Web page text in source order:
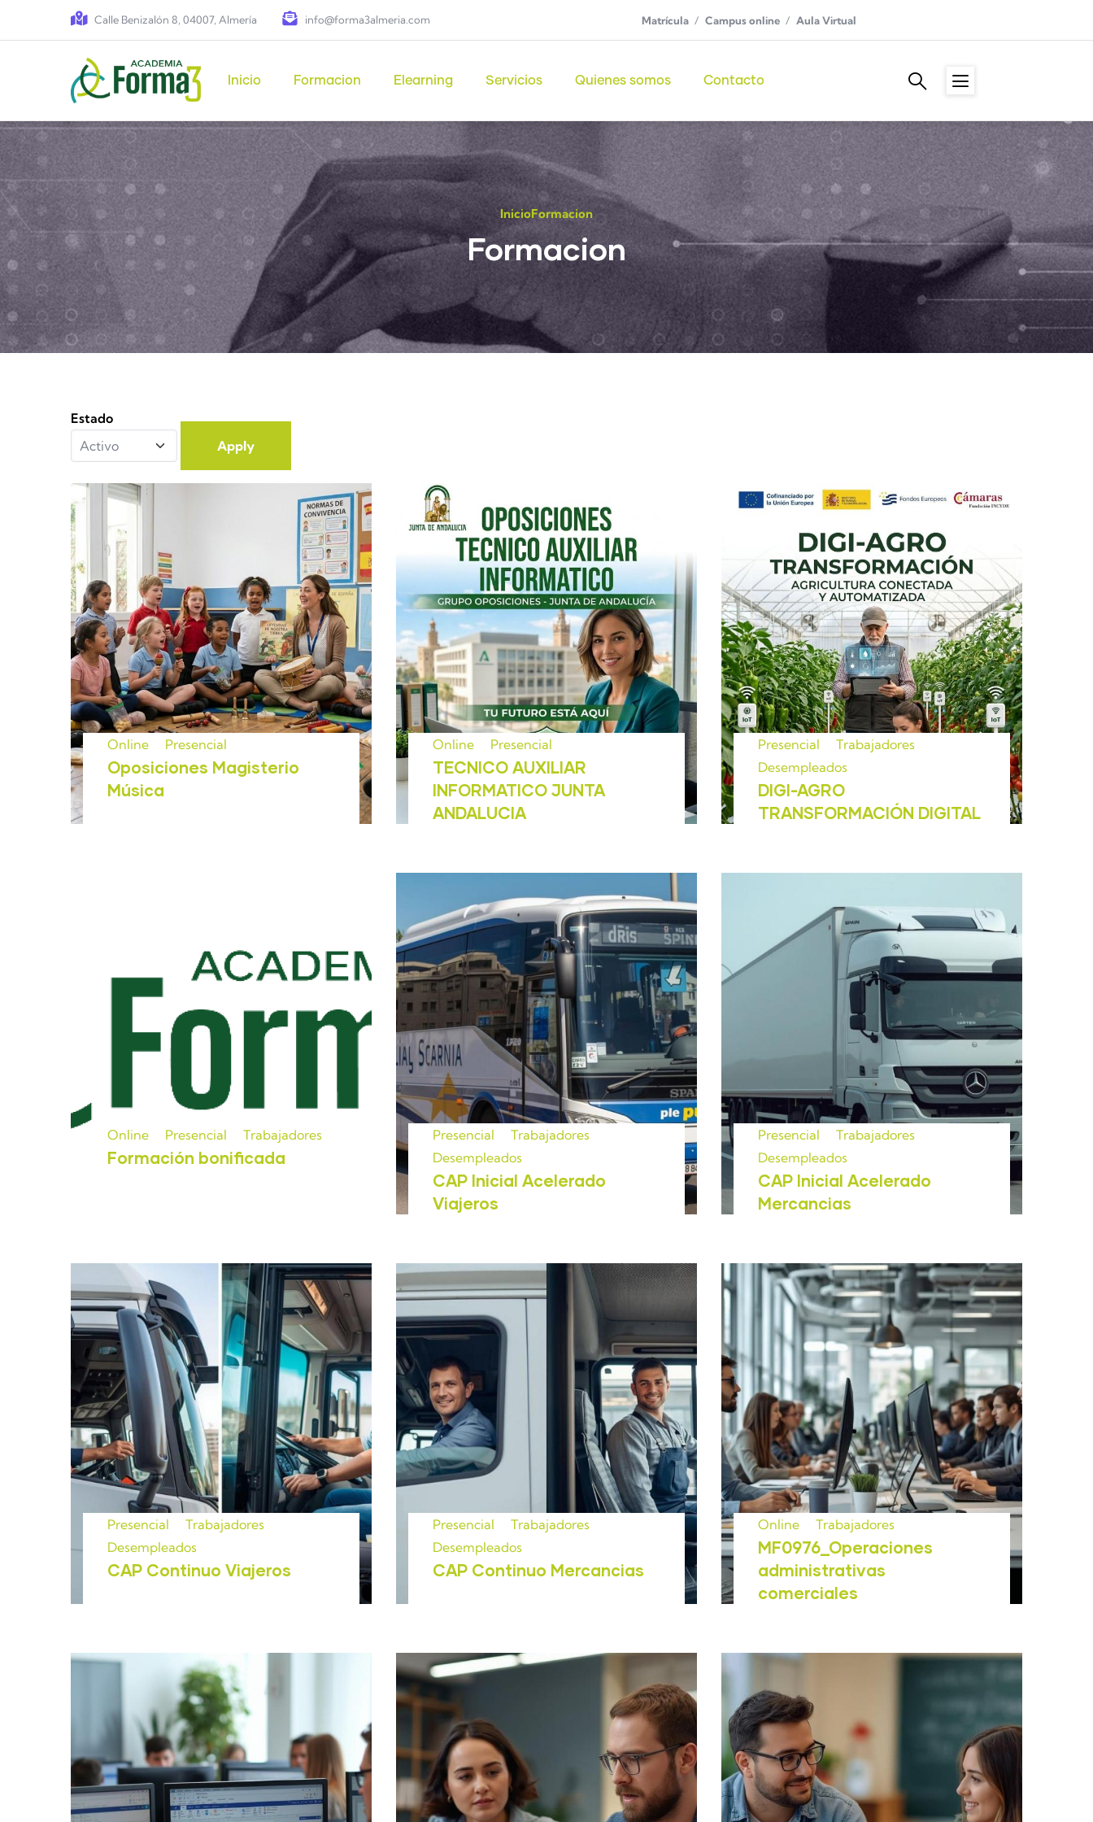
Pasar al contenido principal
Calle Benizalón 8, 04007, Almería info@forma3almeria.com Matrícula Campus online Aula Virtual
Inicio Formacion Elearning Servicios Quienes somos Contacto
InicioFormacion
Formacion
Estado
Online Presencial
Oposiciones Magisterio
Música
Online Presencial
TECNICO AUXILIAR
INFORMATICO JUNTA
ANDALUCIA
Presencial
Trabajadores
Desempleados
DIGI-AGRO
TRANSFORMACIÓN DIGITAL
Online Presencial Trabajadores
Formación bonificada
Presencial
Trabajadores
Desempleados
CAP Inicial Acelerado
Viajeros
Presencial
Trabajadores
Desempleados
CAP Inicial Acelerado
Mercancias
Presencial
Trabajadores
Desempleados
CAP Continuo Viajeros
Presencial
Trabajadores
Desempleados
CAP Continuo Mercancias
Online Trabajadores
MF0976_Operaciones
administrativas
comerciales